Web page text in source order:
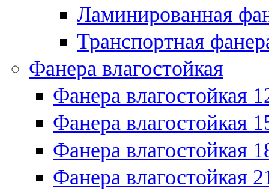
Ламинированная
Транспортная
Фанера влагостойкая
Фанера влагостойкая
Фанера влагостойкая
Фанера влагостойкая
Фанера влагостойкая